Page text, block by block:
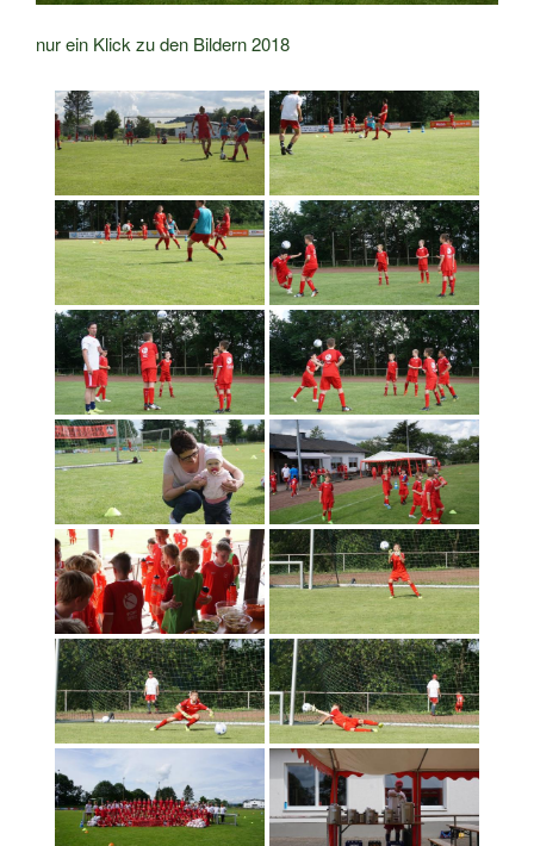
nur ein Klick zu den Bildern 2018